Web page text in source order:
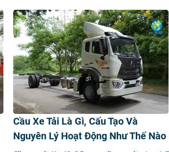
Cầu Xe Tải Là Gì, Cấu Tạo Và
Nguyên Lý Hoạt Động Như Thế Nào